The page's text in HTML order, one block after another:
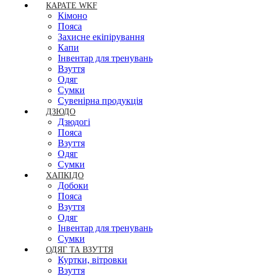
КАРАТЕ WKF
Кімоно
Пояса
Захисне екіпірування
Капи
Інвентар для тренувань
Взуття
Одяг
Сумки
Сувенірна продукція
ДЗЮДО
Дзюдогі
Пояса
Взуття
Одяг
Сумки
ХАПКІДО
Добоки
Пояса
Взуття
Одяг
Інвентар для тренувань
Сумки
ОДЯГ ТА ВЗУТТЯ
Куртки, вітровки
Взуття